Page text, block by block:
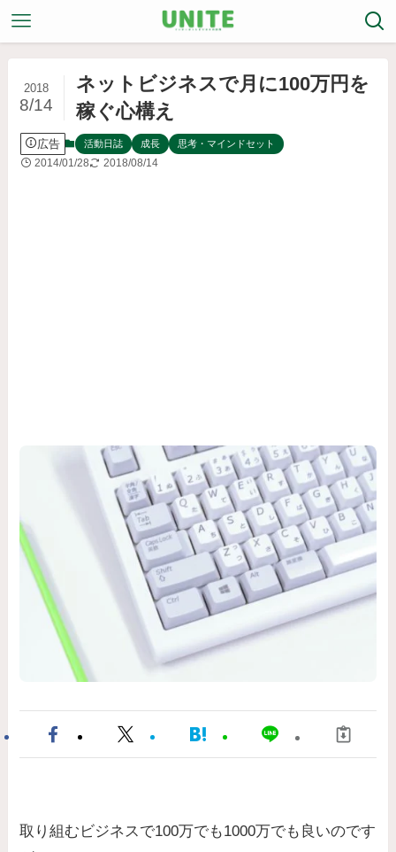
ネットビジネスで月に100万円を
稼ぐ心構え
2018
8/14
広告 活動日誌 成長 思考・マインドセット
2014/01/28 2018/08/14
取り組むビジネスで100万でも1000万でも良いのです